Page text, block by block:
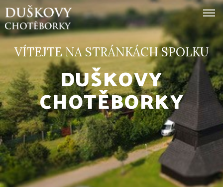
Domů
Spolek
Tip
na
výlet
Festival
Kontakt
VÍTEJTE NA STRÁNKÁCH SPOLKU
DUŠKOVY
CHOTĚBORKY